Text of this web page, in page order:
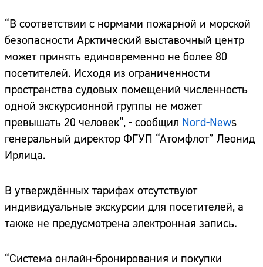
“В соответствии с нормами пожарной и морской
безопасности Арктический выставочный центр
может принять единовременно не более 80
посетителей. Исходя из ограниченности
пространства судовых помещений численность
одной экскурсионной группы не может
превышать 20 человек”, - сообщил Nord-News
генеральный директор ФГУП “Атомфлот” Леонид
Ирлица.
В утверждённых тарифах отсутствуют
индивидуальные экскурсии для посетителей, а
также не предусмотрена электронная запись.
“Система онлайн-бронирования и покупки